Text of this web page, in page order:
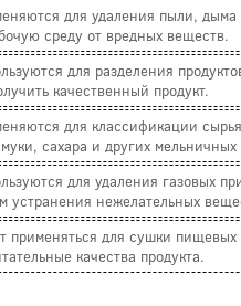
для удаления пыли,
среду от вредных веществ.
для разделения
качественный продукт.
для классификации
сахара и других мельничных
для удаления газовых
устранения нежелательных
применяться для сушки
качества продукта.